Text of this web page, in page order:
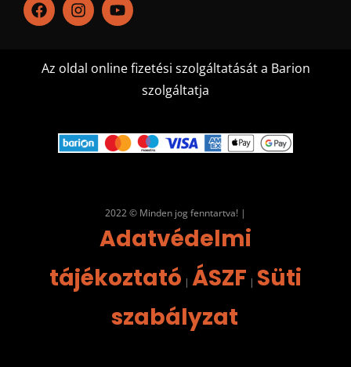
Az oldal online fizetési szolgáltatását a Barion
szolgáltatja
2022 © Minden jog fenntartva! |
Adatvédelmi
tájékoztató | ÁSZF | Süti
szabályzat